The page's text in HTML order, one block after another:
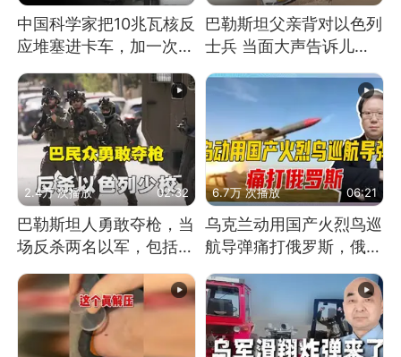
中国科学家把10兆瓦核反
应堆塞进卡车，加一次燃
料能跑几十年
巴勒斯坦父亲背对以色列
士兵 当面大声告诉儿
子：永远不要害怕他们！
2.4万 次播放 02:32
巴勒斯坦人勇敢夺枪，当
场反杀两名以军，包括一
6.7万 次播放 06:21
乌克兰动用国产火烈鸟巡
航导弹痛打俄罗斯，俄军